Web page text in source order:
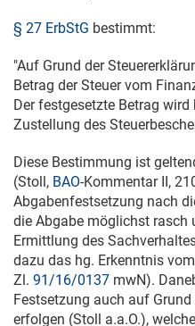
§ 27 ErbStG bestimmt:
"Auf Grund der
Betrag der Steuer vom
Der festgesetzte Betrag
Zustellung des
Diese Bestimmung ist
(Stoll, BAO-Kommentar II,
Abgabenfestsetzung nach
die Abgabe möglichst rasch
Ermittlung des
dazu das hg. Erkenntnis vom
Zl. 91/16/0137 mwN).
Festsetzung auch auf Grund
erfolgen (Stoll a.a.O.),